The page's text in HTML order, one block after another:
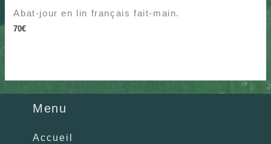
Abat-jour en lin français fait-main.
70€
Menu
Accueil